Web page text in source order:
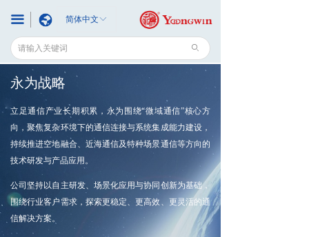
ꄙ
끀 ꀅ
简体中文
永为战略
立足通信产业长期积累，永为围绕“微域通信”核心方
向，聚焦复杂环境下的通信连接与系统集成能力建设，
持续推进空地融合、近海通信及特种场景通信等方向的
技术研发与产品应用。
公司坚持以自主研发、场景化应用与协同创新为基础，
围绕行业客户需求，探索更稳定、更高效、更灵活的通
信解决方案。